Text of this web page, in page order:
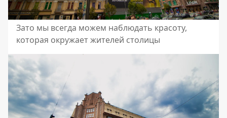
Зато мы всегда можем наблюдать красоту,
которая окружает жителей столицы